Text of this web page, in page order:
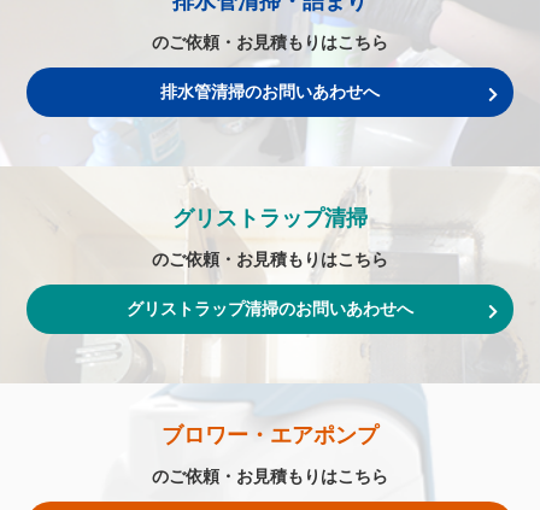
のご依頼・お見積もりはこちら
排水管清掃のお問いあわせへ
グリストラップ清掃
のご依頼・お見積もりはこちら
グリストラップ清掃のお問いあわせへ
ブロワー・エアポンプ
のご依頼・お見積もりはこちら